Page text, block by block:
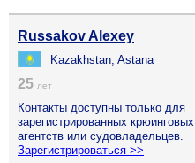
Russakov Alexey
Kazakhstan, Astana
25 лет
Контакты доступны только для
зарегистрированных крюинговых
агентств или судовладельцев.
Зарегистрироваться >>